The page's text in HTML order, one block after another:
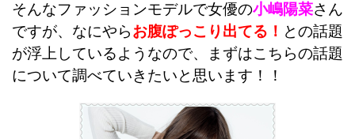
そんなファッションモデルで女優の小嶋陽菜さん
ですが、なにやらお腹ぽっこり出てる！ との話題
が浮上しているようなので、まずはこちらの話題
について調べていきたいと思います！！